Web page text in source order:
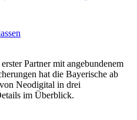
Partner mit angebundenem
hat die Bayerische ab
Neodigital in drei
im Überblick.